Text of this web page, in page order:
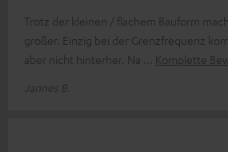
Trotz der kleinen / flachem Bauform
großer. Einzig bei der Grenzfrequenz
aber nicht hinterher. Na
Komplette
Jannes B.